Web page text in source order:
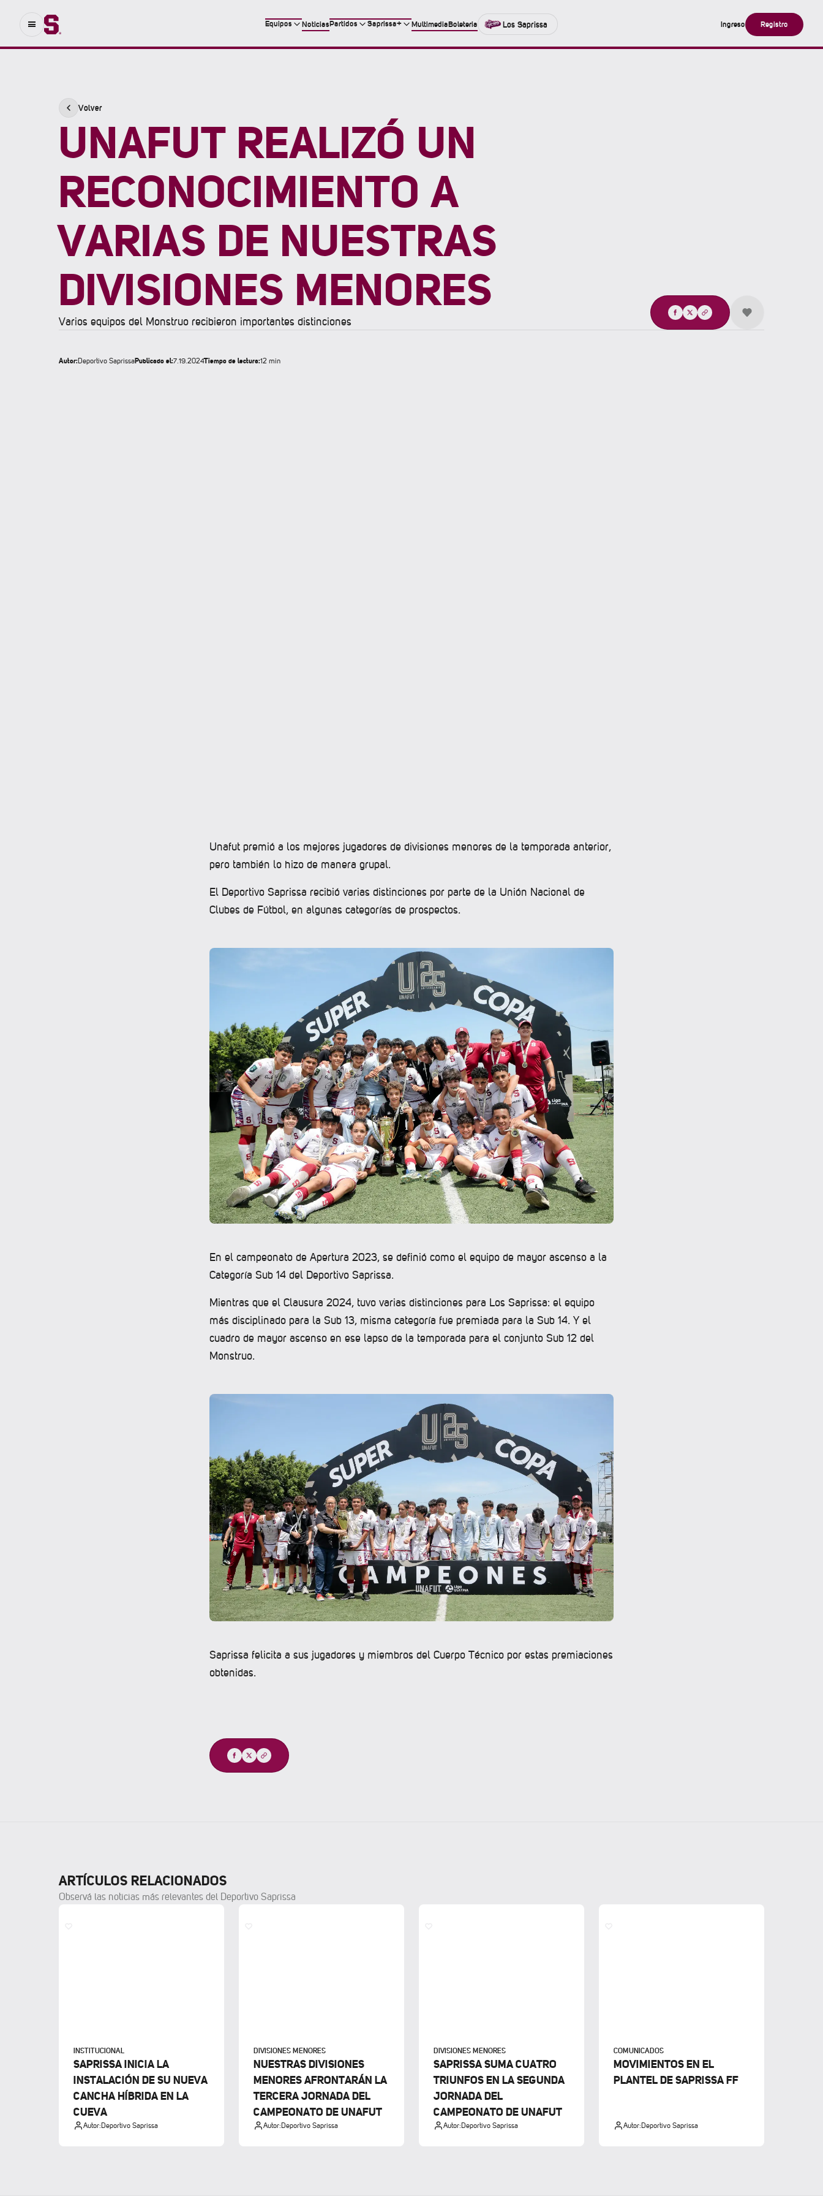
Equipos NoticiasPartidos Saprissa+ MultimediaBoleteria Los Saprissa Ingreso Registro
Volver
UNAFUT REALIZÓ UN
RECONOCIMIENTO A
VARIAS DE NUESTRAS
DIVISIONES MENORES
Varios equipos del Monstruo recibieron importantes distinciones
Compartir
Autor:Deportivo SaprissaPublicado el:7.19.2024Tiempo de lectura:12 min
Unafut premió a los mejores jugadores de divisiones menores de la temporada anterior,
pero también lo hizo de manera grupal.
El Deportivo Saprissa recibió varias distinciones por parte de la Unión Nacional de
Clubes de Fútbol, en algunas categorías de prospectos.
En el campeonato de Apertura 2023, se definió como el equipo de mayor ascenso a la
Categoría Sub 14 del Deportivo Saprissa.
Mientras que el Clausura 2024, tuvo varias distinciones para Los Saprissa: el equipo
más disciplinado para la Sub 13, misma categoría fue premiada para la Sub 14. Y el
cuadro de mayor ascenso en ese lapso de la temporada para el conjunto Sub 12 del
Monstruo.
Saprissa felicita a sus jugadores y miembros del Cuerpo Técnico por estas premiaciones
obtenidas.
Compartir
ARTÍCULOS RELACIONADOS
Observá las noticias más relevantes del Deportivo Saprissa
INSTITUCIONAL
SAPRISSA INICIA LA
INSTALACIÓN DE SU NUEVA
CANCHA HÍBRIDA EN LA
CUEVA
Autor:Deportivo Saprissa
DIVISIONES MENORES
NUESTRAS DIVISIONES
MENORES AFRONTARÁN LA
TERCERA JORNADA DEL
CAMPEONATO DE UNAFUT
Autor:Deportivo Saprissa
DIVISIONES MENORES
SAPRISSA SUMA CUATRO
TRIUNFOS EN LA SEGUNDA
JORNADA DEL
CAMPEONATO DE UNAFUT
Autor:Deportivo Saprissa
COMUNICADOS
MOVIMIENTOS EN EL
PLANTEL DE SAPRISSA FF
Autor:Deportivo Saprissa